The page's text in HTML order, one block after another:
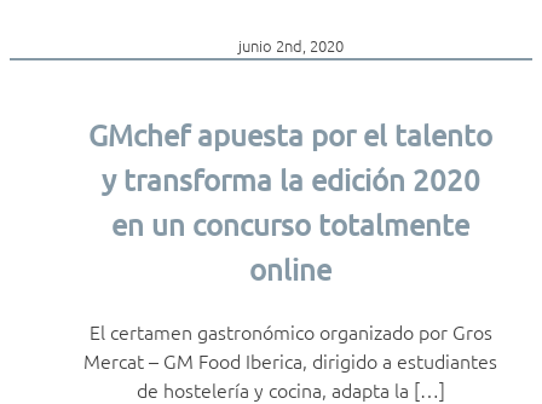
junio 2nd, 2020
GMchef apuesta por el talento
y transforma la edición 2020
en un concurso totalmente
online
El certamen gastronómico organizado por Gros
Mercat – GM Food Iberica, dirigido a estudiantes
de hostelería y cocina, adapta la […]